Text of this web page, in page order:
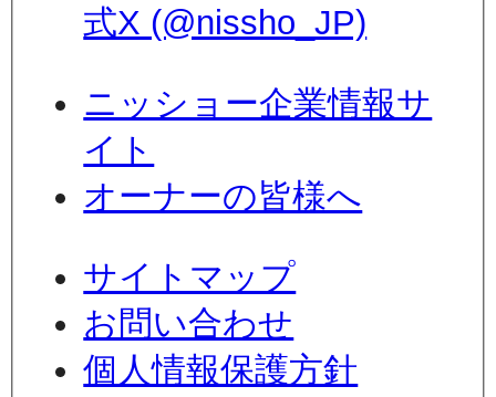
式X (@nissho_JP)
ニッショー企業情報サ
イト
オーナーの皆様へ
サイトマップ
お問い合わせ
個人情報保護方針